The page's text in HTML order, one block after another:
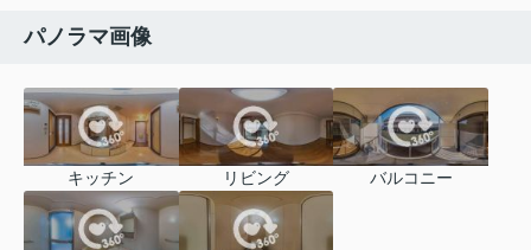
パノラマ画像
キッチン リビング バルコニー